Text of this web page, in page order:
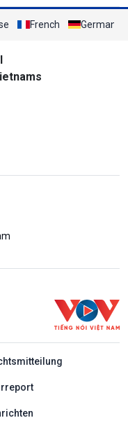
French German